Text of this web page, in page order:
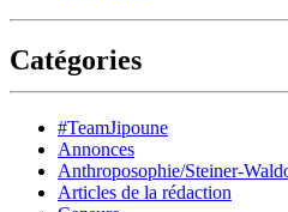
Catégories
#TeamJipoune
Annonces
Anthroposophie/Steiner-
Articles de la rédaction